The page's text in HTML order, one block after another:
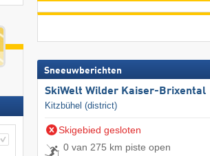
Sneeuwberichten
SkiWelt Wilder Kaiser-Brixental
Kitzbühel (district)
Skigebied gesloten
0 van 275 km piste open